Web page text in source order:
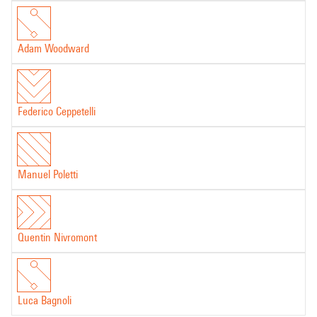
Adam Woodward
Federico Ceppetelli
Manuel Poletti
Quentin Nivromont
Luca Bagnoli